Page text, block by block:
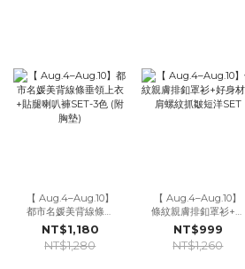
【 Aug.4–Aug.10】
都市名媛美背線條垂
領上衣+貼腿喇叭褲
SET-3色 (附胸墊)
NT$1,180
NT$1,280
【 Aug.4–Aug.10】
條紋親膚排釦罩衫+好
身材細肩螺紋抓皺短
洋SET
NT$999
NT$1,260